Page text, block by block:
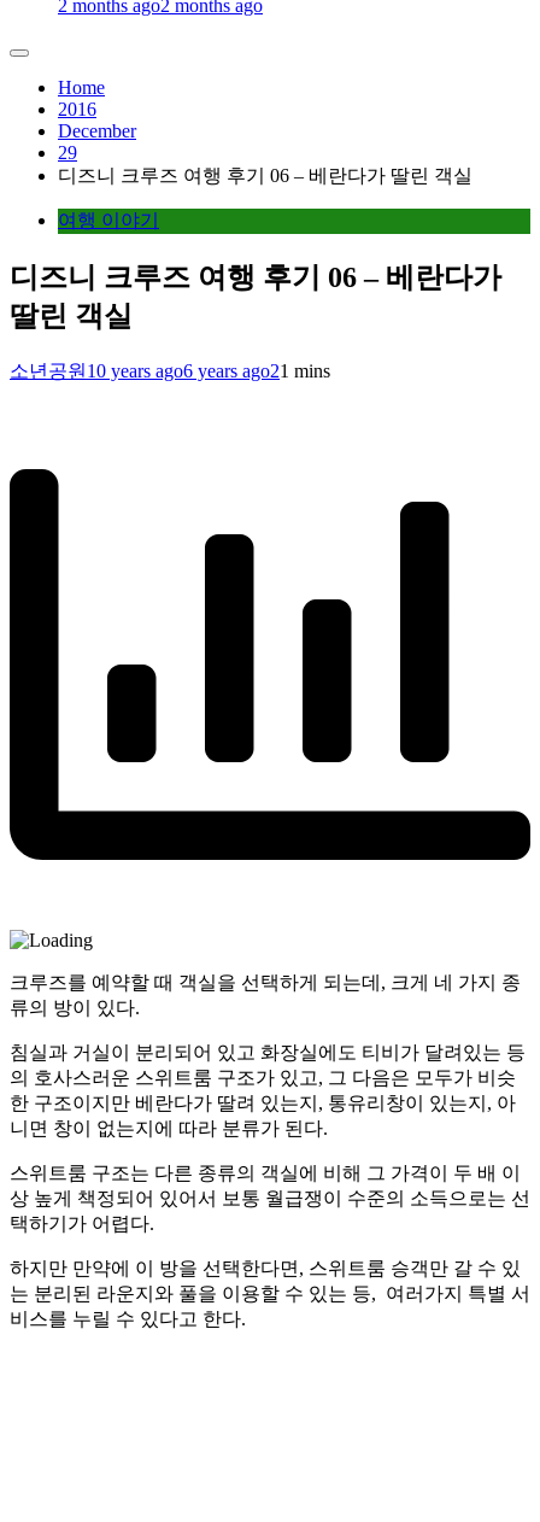
2 months ago2 months ago
Home
2016
December
29
디즈니 크루즈 여행 후기 06 – 베란다가 딸린 객실
여행 이야기
디즈니 크루즈 여행 후기 06 – 베란다가
딸린 객실
소년공원 10 years ago6 years ago21 mins
크루즈를 예약할 때 객실을 선택하게 되는데, 크게 네 가지 종
류의 방이 있다.
침실과 거실이 분리되어 있고 화장실에도 티비가 달려있는 등
의 호사스러운 스위트룸 구조가 있고, 그 다음은 모두가 비슷
한 구조이지만 베란다가 딸려 있는지, 통유리창이 있는지, 아
니면 창이 없는지에 따라 분류가 된다.
스위트룸 구조는 다른 종류의 객실에 비해 그 가격이 두 배 이
상 높게 책정되어 있어서 보통 월급쟁이 수준의 소득으로는 선
택하기가 어렵다.
하지만 만약에 이 방을 선택한다면, 스위트룸 승객만 갈 수 있
는 분리된 라운지와 풀을 이용할 수 있는 등, 여러가지 특별 서
비스를 누릴 수 있다고 한다.